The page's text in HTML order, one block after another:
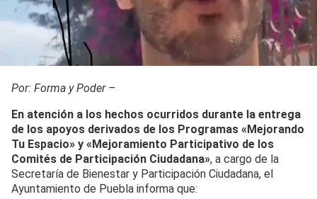
Por: Forma y Poder –
En atención a los hechos ocurridos durante la entrega
de los apoyos derivados de los Programas «Mejorando
Tu Espacio» y «Mejoramiento Participativo de los
Comités de Participación Ciudadana», a cargo de la
Secretaría de Bienestar y Participación Ciudadana, el
Ayuntamiento de Puebla informa que: